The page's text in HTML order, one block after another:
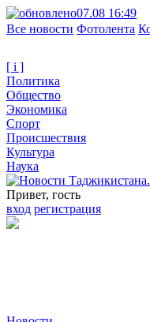
07.08 16:49
Все новости Фотолента
[ i ]
Политика
Общество
Экономика
Спорт
Происшествия
Культура
Наука
Привет, гость
вход регистрация